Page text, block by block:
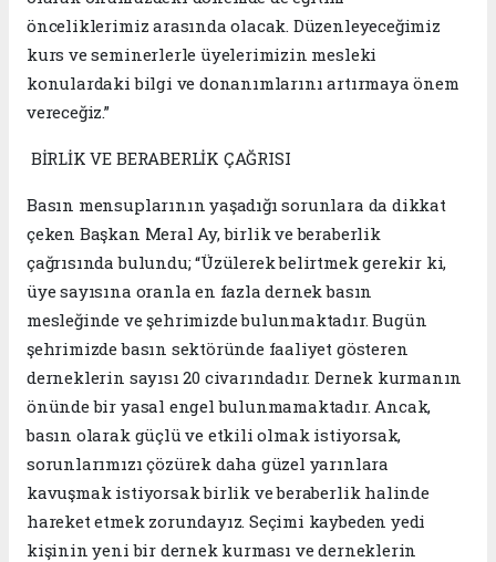
önceliklerimiz arasında olacak. Düzenleyeceğimiz
kurs ve seminerlerle üyelerimizin mesleki
konulardaki bilgi ve donanımlarını artırmaya önem
vereceğiz.”
BİRLİK VE BERABERLİK ÇAĞRISI
Basın mensuplarının yaşadığı sorunlara da dikkat
çeken Başkan Meral Ay, birlik ve beraberlik
çağrısında bulundu; “Üzülerek belirtmek gerekir ki,
üye sayısına oranla en fazla dernek basın
mesleğinde ve şehrimizde bulunmaktadır. Bugün
şehrimizde basın sektöründe faaliyet gösteren
derneklerin sayısı 20 civarındadır. Dernek kurmanın
önünde bir yasal engel bulunmamaktadır. Ancak,
basın olarak güçlü ve etkili olmak istiyorsak,
sorunlarımızı çözürek daha güzel yarınlara
kavuşmak istiyorsak birlik ve beraberlik halinde
hareket etmek zorundayız. Seçimi kaybeden yedi
kişinin yeni bir dernek kurması ve derneklerin